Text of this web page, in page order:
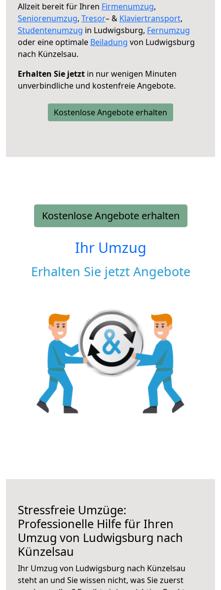
Allzeit bereit für Ihren Firmenumzug,
Seniorenumzug, Tresor– & Klaviertransport,
Studentenumzug in Ludwigsburg, Fernumzug
oder eine optimale Beiladung von Ludwigsburg
nach Künzelsau.
Erhalten Sie jetzt in nur wenigen Minuten
unverbindliche und kostenfreie Angebote.
Kostenlose Angebote erhalten
Kostenlose Angebote erhalten
Ihr Umzug
Erhalten Sie jetzt Angebote
Stressfreie Umzüge:
Professionelle Hilfe für Ihren
Umzug von Ludwigsburg nach
Künzelsau
Ihr Umzug von Ludwigsburg nach Künzelsau
steht an und Sie wissen nicht, was Sie zuerst